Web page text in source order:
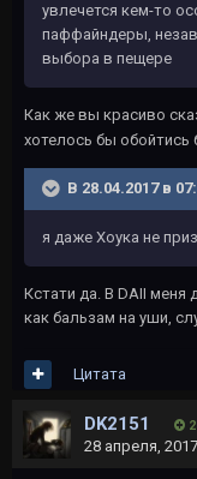
увлечется кем-то
паффайндеры,
выбора в пещере
Как же вы красиво
хотелось бы обойтись
В 28.04.2017 в
я даже Хоука не
Кстати да. В DAII меня
как бальзам на уши,
Цитата
DK2151
28 апреля, 2017